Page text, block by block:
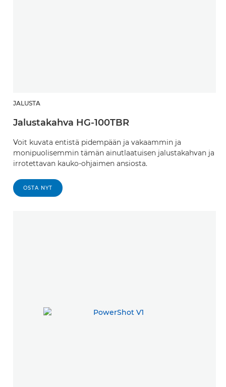
JALUSTA
Jalustakahva HG-100TBR
Voit kuvata entistä pidempään ja vakaammin ja
monipuolisemmin tämän ainutlaatuisen jalustakahvan ja
irrotettavan kauko-ohjaimen ansiosta.
OSTA NYT